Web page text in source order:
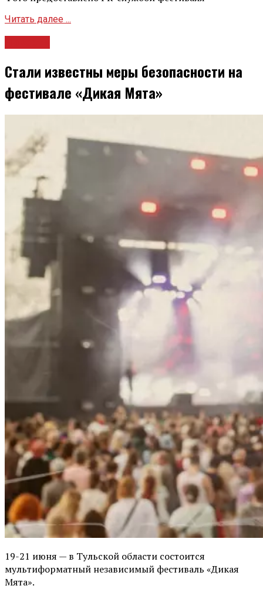
Читать далее ...
Стали известны меры безопасности на
фестивале «Дикая Мята»
19-21 июня — в Тульской области состоится
мультиформатный независимый фестиваль «Дикая
Мята».